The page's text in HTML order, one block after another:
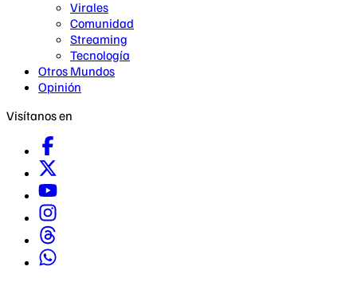
Virales
Comunidad
Streaming
Tecnología
Otros Mundos
Opinión
Visítanos en